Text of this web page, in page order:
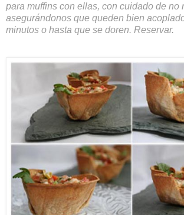
para muffins con ellas, con cuidado de no
asegurándonos que queden bien
minutos o hasta que se doren. Reservar.